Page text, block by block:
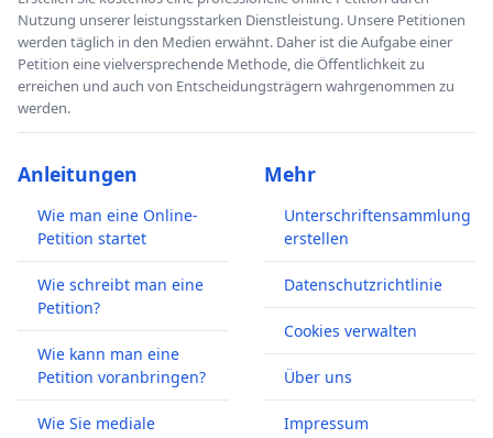
Nutzung unserer leistungsstarken Dienstleistung. Unsere Petitionen
werden täglich in den Medien erwähnt. Daher ist die Aufgabe einer
Petition eine vielversprechende Methode, die Öffentlichkeit zu
erreichen und auch von Entscheidungsträgern wahrgenommen zu
werden.
Anleitungen
Wie man eine Online-
Petition startet
Wie schreibt man eine
Petition?
Wie kann man eine
Petition voranbringen?
Wie Sie mediale
Mehr
Unterschriftensammlung
erstellen
Datenschutzrichtlinie
Cookies verwalten
Über uns
Impressum